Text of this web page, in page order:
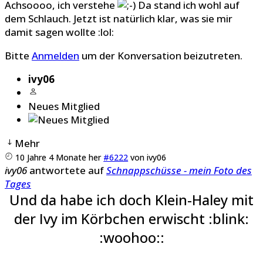
Achsoooo, ich verstehe
Da stand ich wohl auf
dem Schlauch. Jetzt ist natürlich klar, was sie mir
damit sagen wollte :lol:
Bitte Anmelden um der Konversation beizutreten.
ivy06
Neues Mitglied
Mehr
10 Jahre 4 Monate her #6222 vonivy06
ivy06antwortete aufSchnappschüsse - mein Foto des
Tages
Und da habe ich doch Klein-Haley mit
der Ivy im Körbchen erwischt :blink:
:woohoo::